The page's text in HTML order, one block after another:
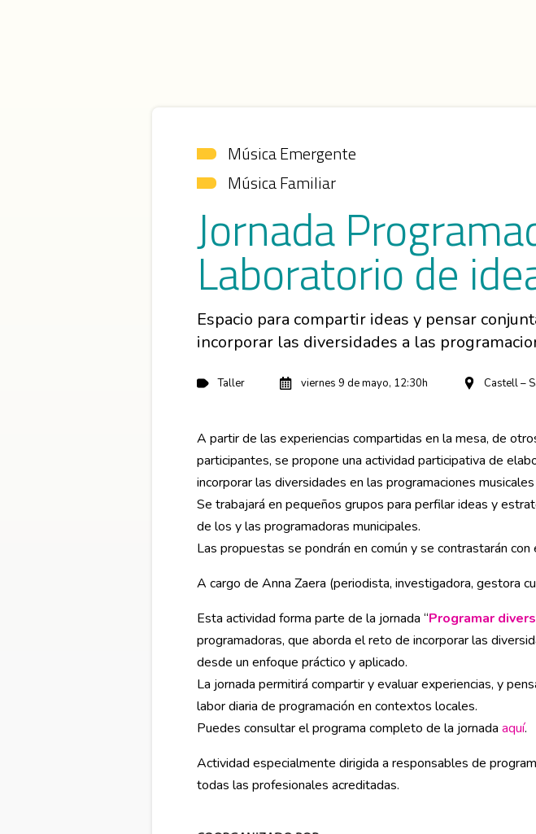
Música Emergente
Música Familiar
Jornada
Laboratorio de
Espacio para compartir ideas y pensar
incorporar las diversidades a las
Taller viernes 9 de mayo, 12:30h Castell –
A partir de las experiencias compartidas en la mesa, de
participantes, se propone una actividad participativa de
incorporar las diversidades en las programaciones
Se trabajará en pequeños grupos para perfilar ideas y
de los y las programadoras municipales.
Las propuestas se pondrán en común y se contrastarán
A cargo de Anna Zaera (periodista, investigadora, gestora
Esta actividad forma parte de la jornada “Programar
programadoras, que aborda el reto de incorporar las
desde un enfoque práctico y aplicado.
La jornada permitirá compartir y evaluar experiencias, y
labor diaria de programación en contextos locales.
Puedes consultar el programa completo de la jornada aquí.
Actividad especialmente dirigida a responsables de
todas las profesionales acreditadas.